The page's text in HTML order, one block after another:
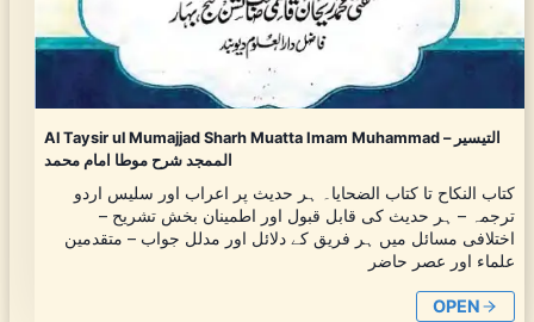
Al Taysir ul Mumajjad Sharh Muatta Imam Muhammad – التیسیر
الممجد شرح موطا امام محمد
کتاب النکاح تا کتاب الضحایا۔ ہر حدیث پر اعراب اور سلیس اردو
ترجمہ – ہر حدیث کی قابل قبول اور اطمینان بخش تشریح –
اختلافی مسائل میں ہر فریق کے دلائل اور مدلل جواب – متقدمین
علماء اور عصر حاضر
OPEN